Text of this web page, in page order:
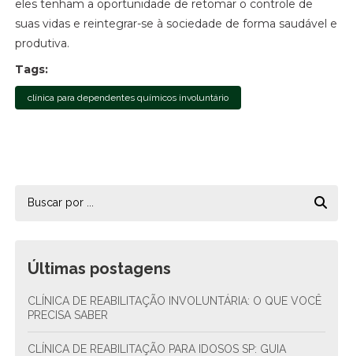
eles tenham a oportunidade de retomar o controle de
suas vidas e reintegrar-se à sociedade de forma saudável e
produtiva.
Tags:
clínica para dependentes químicos involuntário
Últimas postagens
CLÍNICA DE REABILITAÇÃO INVOLUNTÁRIA: O QUE VOCÊ
PRECISA SABER
CLÍNICA DE REABILITAÇÃO PARA IDOSOS SP: GUIA